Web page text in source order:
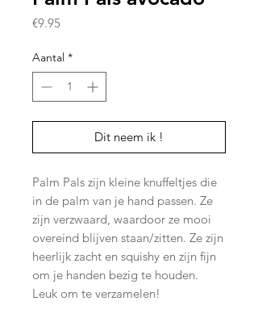
€9.95
Aantal *
Dit neem ik !
Palm Pals zijn kleine knuffeltjes die
in de palm van je hand passen. Ze
zijn verzwaard, waardoor ze mooi
overeind blijven staan/zitten. Ze zijn
heerlijk zacht en squishy en zijn fijn
om je handen bezig te houden.
Leuk om te verzamelen!